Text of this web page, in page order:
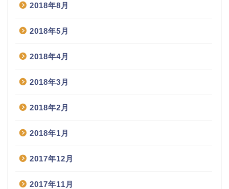
2018年8月
2018年5月
2018年4月
2018年3月
2018年2月
2018年1月
2017年12月
2017年11月